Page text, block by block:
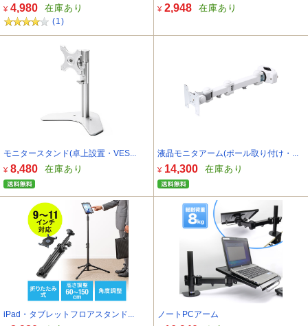
¥ 4,980 在庫あり
(1)
¥ 2,948 在庫あり
モニタースタンド(卓上設置・VES...
¥ 8,480 在庫あり
液晶モニタアーム(ポール取り付け・...
¥ 14,300 在庫あり
iPad・タブレットフロアスタンド... ノートPCアーム